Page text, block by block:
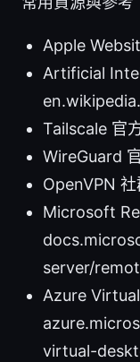
Apple
Artificial
Tailscale 官
WireGuard
OpenVPN
Microsoft
server/
Azure
virtual-